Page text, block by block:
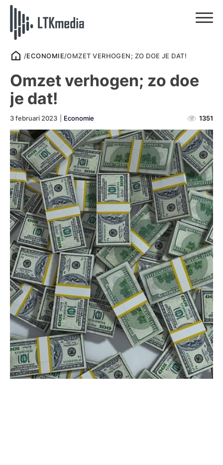
/ECONOMIE/OMZET VERHOGEN; ZO DOE JE DAT!
Omzet verhogen; zo doe
je dat!
3 februari 2023 Economie 1351